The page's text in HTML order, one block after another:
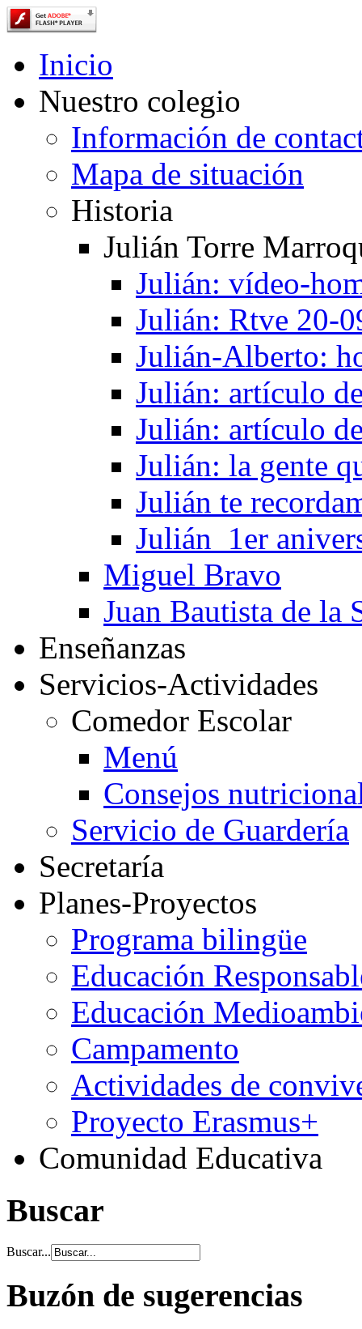
Inicio
Nuestro colegio
Información de
Mapa de situación
Historia
Julián Torre
Julián: vídeo-
Julián: Rtve 20-
Julián-Alberto:
Julián: artículo
Julián: artículo
Julián: la gente
Julián te
Julián_1er
Miguel Bravo
Juan Bautista de la
Enseñanzas
Servicios-Actividades
Comedor Escolar
Menú
Consejos
Servicio de Guardería
Secretaría
Planes-Proyectos
Programa bilingüe
Educación
Educación
Campamento
Actividades de
Proyecto Erasmus+
Comunidad Educativa
Buscar
Buscar...
Buzón de sugerencias